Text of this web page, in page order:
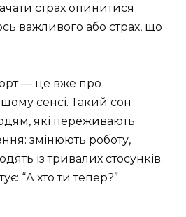
страх опинитися
важливого або страх, що
— це вже про
сенсі. Такий сон
які переживають
змінюють роботу,
із тривалих стосунків.
“А хто ти тепер?”